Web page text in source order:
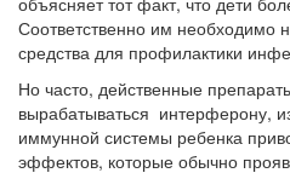
Соответственно им необходимо
средства для профилактики
Но часто, действенные
вырабатываться интерферону,
иммунной системы ребенка
эффектов, которые обычно